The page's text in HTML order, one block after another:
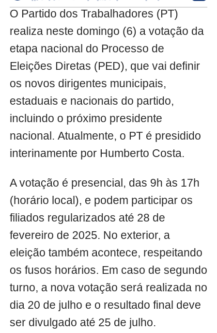
O Partido dos Trabalhadores (PT)
realiza neste domingo (6) a votação da
etapa nacional do Processo de
Eleições Diretas (PED), que vai definir
os novos dirigentes municipais,
estaduais e nacionais do partido,
incluindo o próximo presidente
nacional. Atualmente, o PT é presidido
interinamente por Humberto Costa.
A votação é presencial, das 9h às 17h
(horário local), e podem participar os
filiados regularizados até 28 de
fevereiro de 2025. No exterior, a
eleição também acontece, respeitando
os fusos horários. Em caso de segundo
turno, a nova votação será realizada no
dia 20 de julho e o resultado final deve
ser divulgado até 25 de julho.